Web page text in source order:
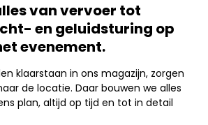
van vervoer tot
en geluidsturing op
evenement.
klaarstaan in ons magazijn, zorgen
de locatie. Daar bouwen we alles
plan, altijd op tijd en tot in detail